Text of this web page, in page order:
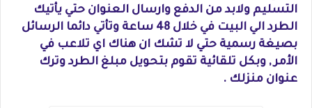
التسليم ولابد من الدفع وارسال العنوان حتي يأتيك
الطرد الي البيت في خلال 48 ساعة وتأتي دائما الرسائل
بصيغة رسمية حتي لا تشك ان هناك اي تلاعب في
الأمر , وبكل تلقائية تقوم بتحويل مبلغ الطرد وترك
عنوان منزلك .